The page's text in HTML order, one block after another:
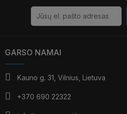
GARSO NAMAI
Kauno g. 31, Vilnius, Lietuva
+370 690 22322